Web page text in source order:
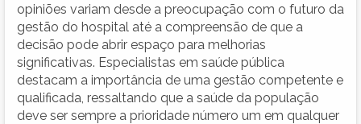
opiniões variam desde a preocupação com o futuro da
gestão do hospital até a compreensão de que a
decisão pode abrir espaço para melhorias
significativas. Especialistas em saúde pública
destacam a importância de uma gestão competente e
qualificada, ressaltando que a saúde da população
deve ser sempre a prioridade número um em qualquer